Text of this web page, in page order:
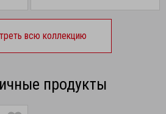
всю коллекцию
продукты